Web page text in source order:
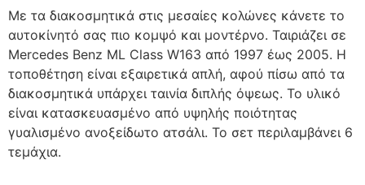
Με τα διακοσμητικά στις μεσαίες κολώνες κάνετε το
αυτοκίνητό σας πιο κομψό και μοντέρνο. Ταιριάζει σε
Mercedes Benz ML Class W163 από 1997 έως 2005. Η
τοποθέτηση είναι εξαιρετικά απλή, αφού πίσω από τα
διακοσμητικά υπάρχει ταινία διπλής όψεως. Το υλικό
είναι κατασκευασμένο από υψηλής ποιότητας
γυαλισμένο ανοξείδωτο ατσάλι. Το σετ περιλαμβάνει 6
τεμάχια.